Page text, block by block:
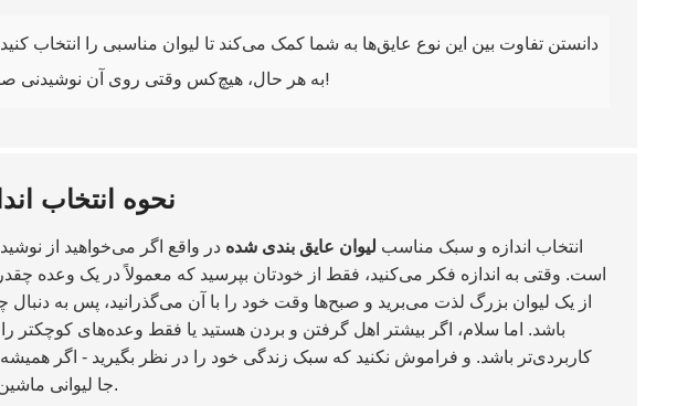
دانستن تفاوت بین این نوع عایق‌ها به شما کمک می‌کند تا لیوان مناسبی را انتخاب
به هر حال، هیچ‌کس وقتی روی آن نوشیدنی صبحگاهی حساب می‌کند، قهوه دم سرد نمی‌خواهد!
نحوه انتخاب
انتخاب اندازه و سبک مناسب لیوان عایق بندی شده در واقع اگر می‌خواهید از
است. وقتی به اندازه فکر می‌کنید، فقط از خودتان بپرسید که معمولاً در یک وعده
از یک لیوان بزرگ لذت می‌برید و صبح‌ها وقت خود را با آن می‌گذرانید، پس به دنبال
باشد. اما سلام، اگر بیشتر اهل گرفتن و بردن هستید یا فقط وعده‌های کوچکتر
کاربردی‌تر باشد. و فراموش نکنید که سبک زندگی خود را در نظر بگیرید - اگر
جا لیوانی ماشین شما جا می‌شود می‌تواند کاملاً اوضاع را تغییر دهد.